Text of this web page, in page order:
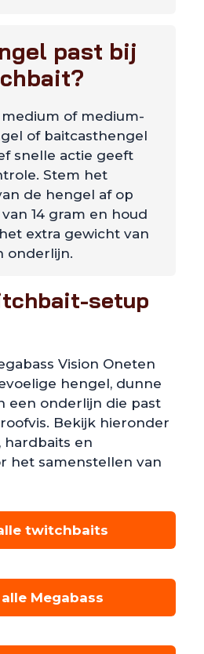
past bij
of medium-
of baitcasthengel
snelle actie geeft
Stem het
de hengel af op
14 gram en houd
extra gewicht van
onderlijn.
setup
Vision Oneten
hengel, dunne
een onderlijn die past
Bekijk hieronder
hardbaits en
het samenstellen van
twitchbaits
Megabass